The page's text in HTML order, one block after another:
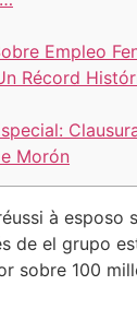
Empleo
Récord
Morón
à
de el grupo
sobre 100